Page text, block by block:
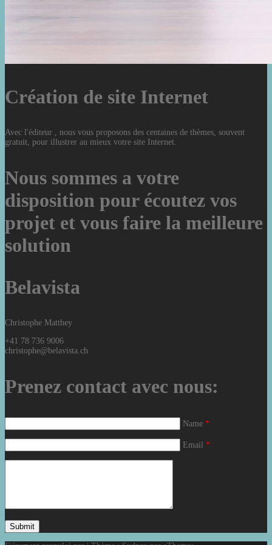
Création de site Internet
Avec l'éditeur , nous vous proposons des centaines de thèmes, souvent
gratuit, pour illustrer au mieux votre site Internet.
Nous sommes a votre
disposition pour écoutez vos
projet et vous faire la meilleure
solution
Belavista
Christophe Matthey
+41 78 736 9006
christophe@belavista.ch
Prenez contact avec nous:
Name *
Email *